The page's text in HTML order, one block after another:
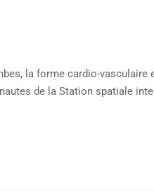
la forme cardio-vasculaire
de la Station spatiale